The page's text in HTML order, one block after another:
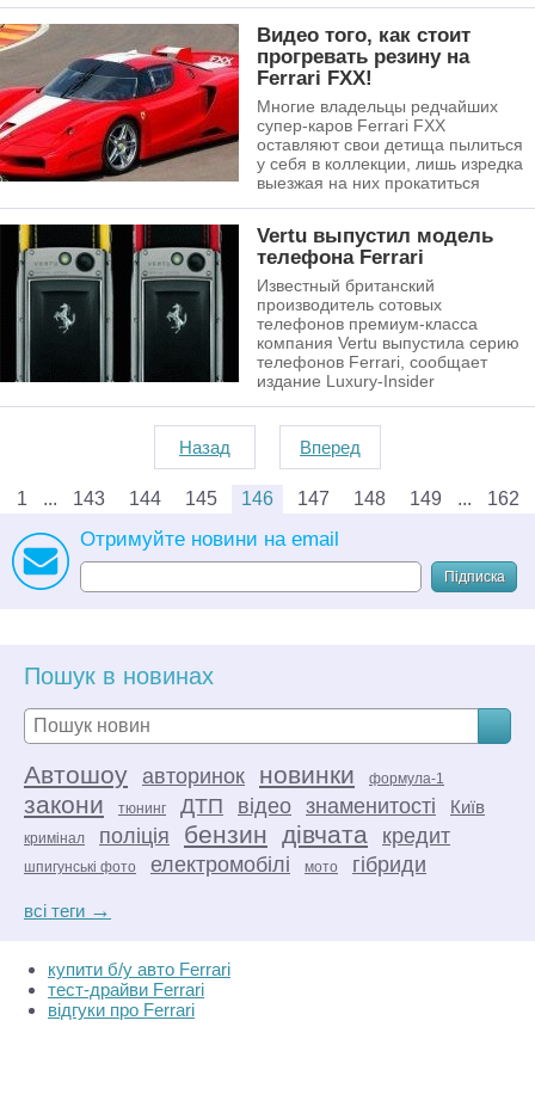
Видео того, как стоит
прогревать резину на
Ferrari FXX!
Многие владельцы редчайших
супер-каров Ferrari FXX
оставляют свои детища пылиться
у себя в коллекции, лишь изредка
выезжая на них прокатиться
Vertu выпустил модель
телефона Ferrari
Известный британский
производитель сотовых
телефонов премиум-класса
компания Vertu выпустила серию
телефонов Ferrari, сообщает
издание Luxury-Insider
Назад Вперед
1 143 144 145 146 147 148 149 162
Отримуйте новини на email
Підписка
Пошук в новинах
Автошоу авторинок новинки формула-1
закони тюнинг ДТП відео знаменитості Київ
кримінал поліція бензин дівчата кредит
шпигунські фото електромобілі мото гібриди
всі теги →
купити б/у авто Ferrari
тест-драйви Ferrari
відгуки про Ferrari